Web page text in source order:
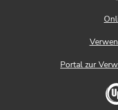
Portal zur